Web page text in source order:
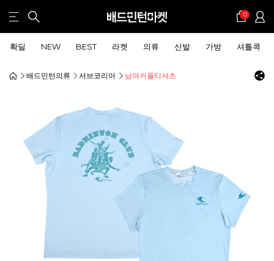
0
확딜 NEW BEST 라켓 의류 신발 가방 셔틀콕
배드민턴의류 서브코리아 남여커플티셔츠